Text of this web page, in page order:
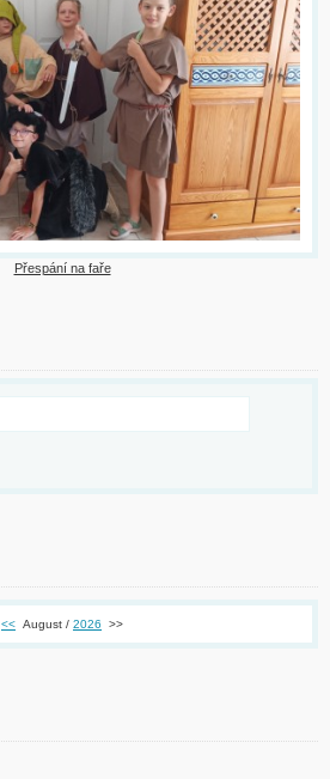
Přespání na faře
<< August / 2026 >>